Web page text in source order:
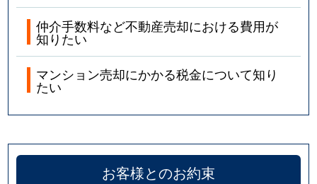
仲介手数料など不動産売却における費用が
知りたい
マンション売却にかかる税金について知り
たい
お客様とのお約束